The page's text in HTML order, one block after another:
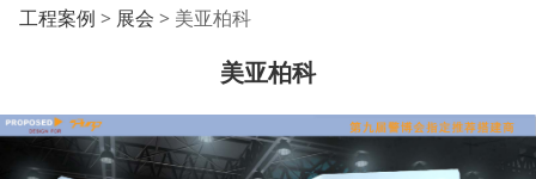
美亚柏科
工程案例 > 展会 > 美亚柏科
美亚柏科